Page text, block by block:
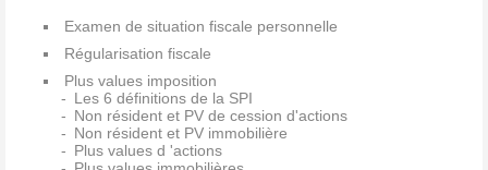
Examen de situation fiscale personnelle
Régularisation fiscale
Plus values imposition
Les 6 définitions de la SPI
Non résident et PV de cession d'actions
Non résident et PV immobilière
Plus values d 'actions